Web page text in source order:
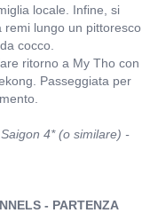
locale. Infine, si
remi lungo un pittoresco
cocco.
ritorno a My Tho con
Passeggiata per
4* (o similare) -
- PARTENZA